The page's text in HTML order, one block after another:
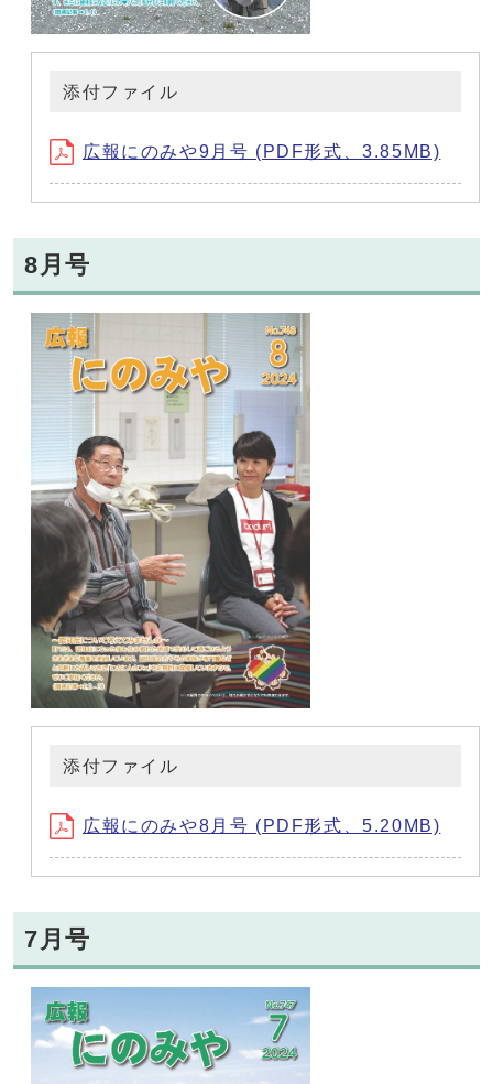
添付ファイル
広報にのみや9月号 (PDF形式、3.85MB)
8月号
添付ファイル
広報にのみや8月号 (PDF形式、5.20MB)
7月号